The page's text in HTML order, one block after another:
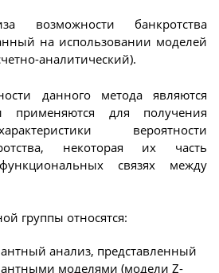
возможности банкротства
на использовании моделей
аналитический).
данного метода являются
применяются для получения
вероятности
некоторая их часть
связях между
группы относятся:
анализ, представленный
моделями (модели Z-